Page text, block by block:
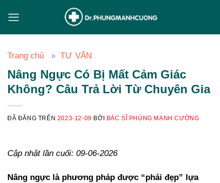
đến
nội
Trang chủ
TƯ VẤN
Nâng Ngực Có Bị Mất Cảm Giác
Không? Câu Trả Lời Từ Chuyên Gia
ĐÃ ĐĂNG TRÊN 2023-12-09 BỞI BÁC SĨ PHÙNG MẠNH CƯỜNG
Cập nhật lần cuối: 09-06-2026
Nâng ngực là phương pháp được “phái đẹp” lựa